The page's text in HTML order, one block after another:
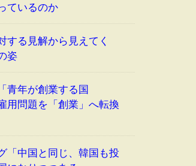
ているのか
する見解から見えてく
姿
青年が創業する国
用問題を「創業」へ転換
「中国と同じ、韓国も投